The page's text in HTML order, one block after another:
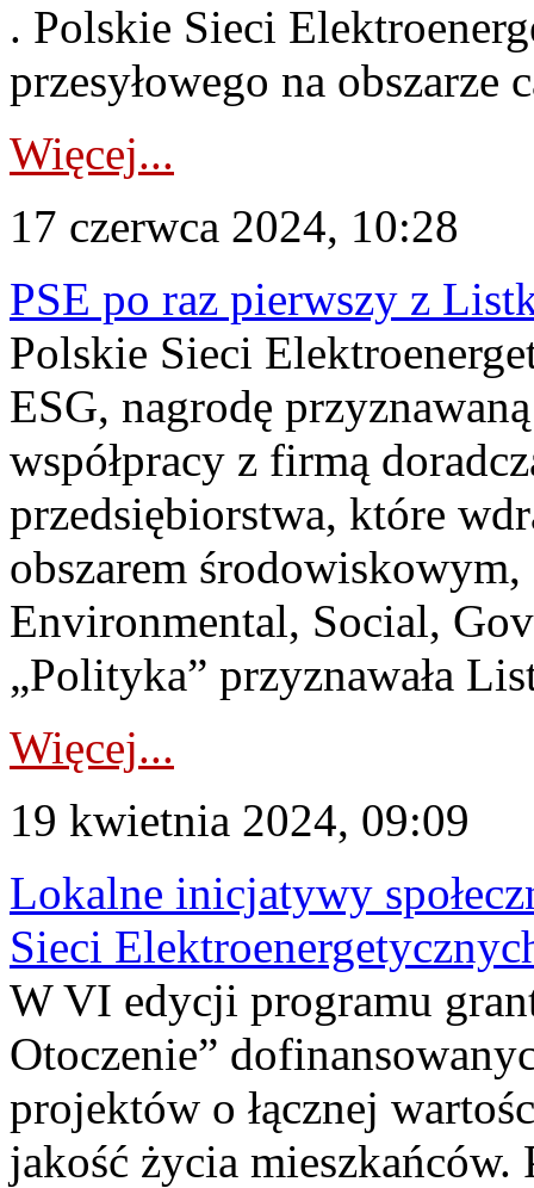
. Polskie Sieci
przesyłowego na obszarze
Więcej...
17 czerwca 2024, 10:28
PSE po raz pierwszy z
Polskie Sieci
ESG, nagrodę
współpracy z firmą
przedsiębiorstwa, które
obszarem środowiskowym,
Environmental, Social,
„Polityka” przyznawała
Więcej...
19 kwietnia 2024, 09:09
Lokalne inicjatywy
Sieci
W VI edycji programu
Otoczenie”
projektów o łącznej
jakość życia